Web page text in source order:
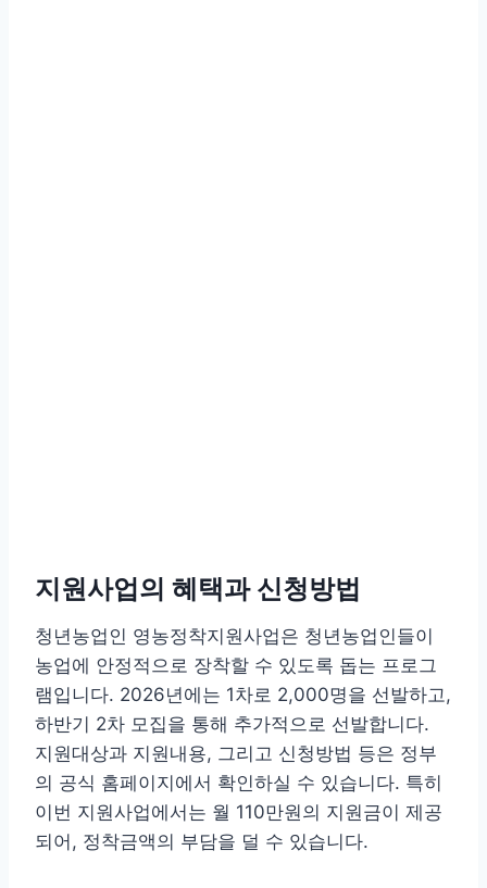
지원사업의 혜택과 신청방법
청년농업인 영농정착지원사업은 청년농업인들이
농업에 안정적으로 장착할 수 있도록 돕는 프로그
램입니다. 2026년에는 1차로 2,000명을 선발하고,
하반기 2차 모집을 통해 추가적으로 선발합니다.
지원대상과 지원내용, 그리고 신청방법 등은 정부
의 공식 홈페이지에서 확인하실 수 있습니다. 특히
이번 지원사업에서는 월 110만원의 지원금이 제공
되어, 정착금액의 부담을 덜 수 있습니다.